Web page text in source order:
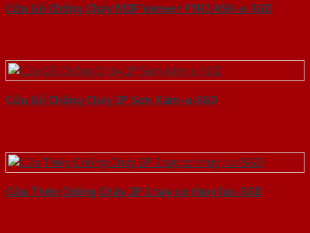
Cửa Gỗ Chống Cháy MDF Veneer P1R2 ASH-a-SGD
Cửa Gỗ Chống Cháy 2P Sơn Xám-a-SGD
Cửa Thép Chống Cháy 2P 2 tay co thuy luc-SGD